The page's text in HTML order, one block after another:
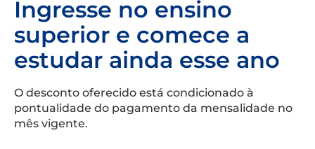
Ingresse no ensino
superior e comece a
estudar ainda esse ano
O desconto oferecido está condicionado à
pontualidade do pagamento da mensalidade no
mês vigente.